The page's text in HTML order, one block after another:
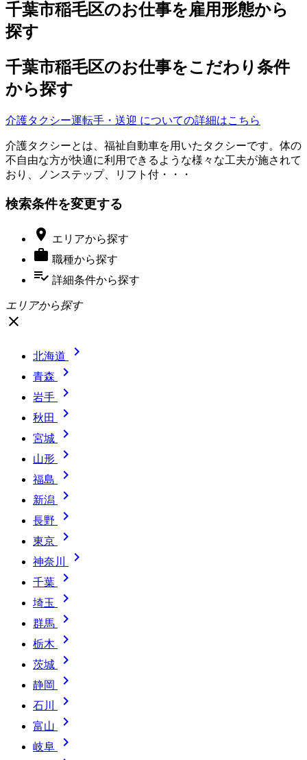
千葉市稲毛区のお仕事を雇用形態から
探す
千葉市稲毛区のお仕事をこだわり条件
から探す
介護タクシー運転手・送迎 についての詳細はこちら
介護タクシーとは、福祉自動車を用いたタクシーです。体の
不自由な方が快適に利用できるような様々な工夫が施されて
おり、ノンステップ、リフト付・・・
検索条件を変更する
 エリアから探す
 職種から探す
playlist_add_check 詳細条件から探す
エリアから探す
close
北海道 
青森 
岩手 
秋田 
宮城 
山形 
福島 
新潟 
長野 
東京 
神奈川 
千葉 
埼玉 
群馬 
栃木 
茨城 
静岡 
石川 
富山 
岐阜
